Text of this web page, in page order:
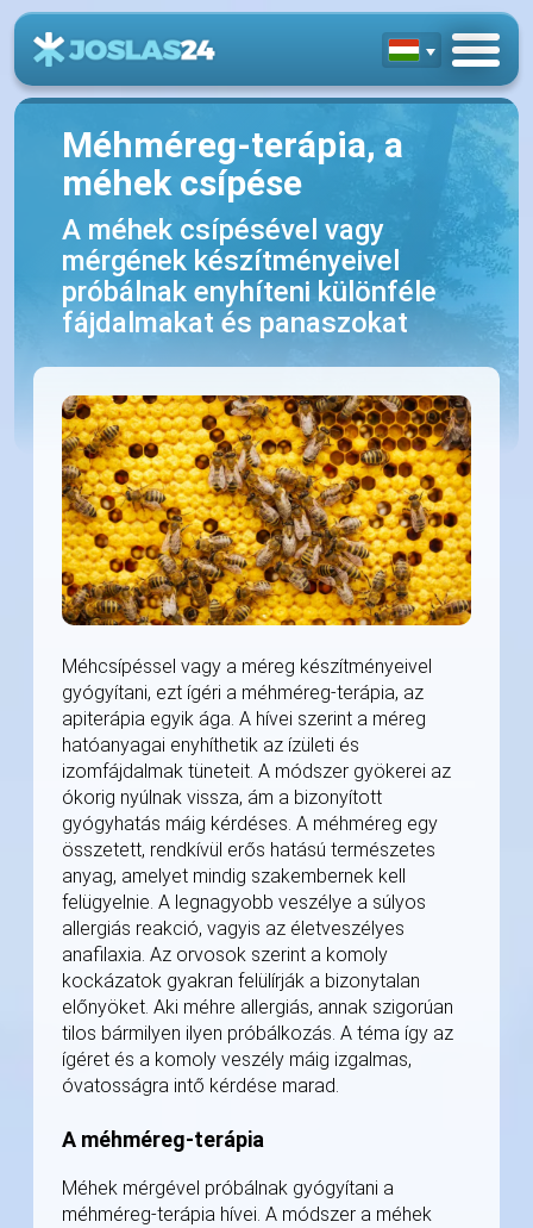
Méhméreg-terápia, a
méhek csípése
A méhek csípésével vagy
mérgének készítményeivel
próbálnak enyhíteni különféle
fájdalmakat és panaszokat
Méhcsípéssel vagy a méreg készítményeivel
gyógyítani, ezt ígéri a méhméreg-terápia, az
apiterápia egyik ága. A hívei szerint a méreg
hatóanyagai enyhíthetik az ízületi és
izomfájdalmak tüneteit. A módszer gyökerei az
ókorig nyúlnak vissza, ám a bizonyított
gyógyhatás máig kérdéses. A méhméreg egy
összetett, rendkívül erős hatású természetes
anyag, amelyet mindig szakembernek kell
felügyelnie. A legnagyobb veszélye a súlyos
allergiás reakció, vagyis az életveszélyes
anafilaxia. Az orvosok szerint a komoly
kockázatok gyakran felülírják a bizonytalan
előnyöket. Aki méhre allergiás, annak szigorúan
tilos bármilyen ilyen próbálkozás. A téma így az
ígéret és a komoly veszély máig izgalmas,
óvatosságra intő kérdése marad.
A méhméreg-terápia
Méhek mérgével próbálnak gyógyítani a
méhméreg-terápia hívei. A módszer a méhek